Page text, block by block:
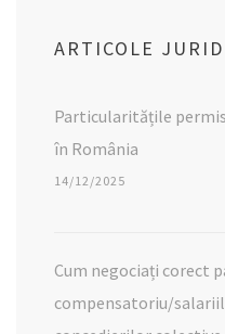
ARTICOLE
Particularitățile
în România
14/12/2025
Cum negociați corect
compensatoriu/